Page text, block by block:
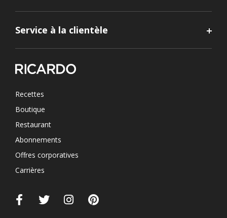
Service à la clientèle
Recettes
Boutique
Restaurant
Abonnements
Offres corporatives
Carrières